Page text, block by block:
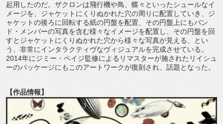
起用したのだ。 ザクロンは飛行機や鳥、蝶々といったシュールなイ
メージを、 ジャケットにくりぬかれた穴の周りに配置していき、 ジ
ャケットの後ろに回転する紙の円盤を配置、 その円盤上にもバン
ド・ メンバーの写真を含む様々なイメージを配置し、 その円盤を回
すとジャケットにくりぬかれた穴から様々な写真が見える、とい
う、 非常にインタラクティヴなヴィジュアルを完成させている。
2014年にジミー・ ペイジ監修によるリマスターが施されたリイシュ
ーのパッケージに もこのアートワークが復刻され、話題となった。
【作品情報】